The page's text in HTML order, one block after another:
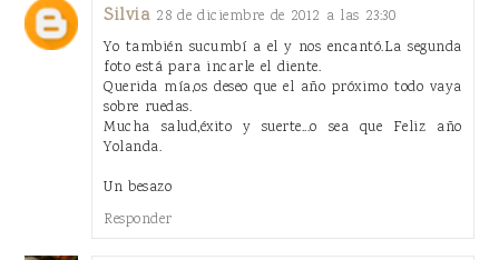
Silvia 28 de diciembre de 2012 a las 23:30
Yo también sucumbí a el y nos encantó.La segunda
foto está para incarle el diente.
Querida mía,os deseo que el año próximo todo vaya
sobre ruedas.
Mucha salud,éxito y suerte...o sea que Feliz año
Yolanda.
Un besazo
Responder